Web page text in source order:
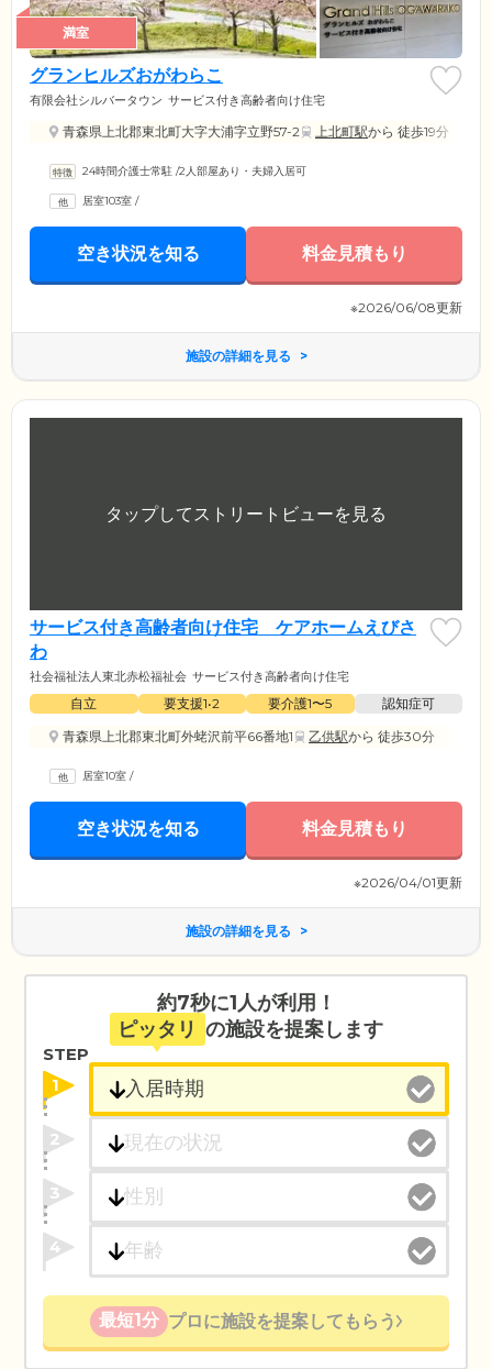
満室
グランヒルズおがわらこ
有限会社シルバータウン サービス付き高齢者向け住宅
青森県上北郡東北町大字大浦字立野57-2 上北町駅から 徒歩19分
24時間介護士常駐 /2人部屋あり・夫婦入居可
居室103室 /
空き状況を知る 料金見積もり
※2026/06/08更新
施設の詳細を見る
サービス付き高齢者向け住宅 ケアホームえびさ
わ
社会福祉法人東北赤松福祉会 サービス付き高齢者向け住宅
自立 要支援1•2 要介護1〜5
認知症可
青森県上北郡東北町外蛯沢前平66番地1
乙供駅から 徒歩30分
居室10室 /
空き状況を知る 料金見積もり
※2026/04/01更新
施設の詳細を見る
約7秒に1人が利用！
ピッタリ の施設を提案します
STEP
1
2
3
4
最短1分 プロに施設を提案してもらう